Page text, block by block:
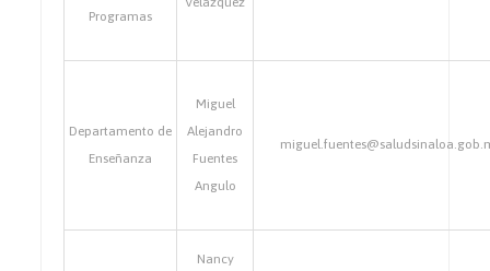
Programas
Departamento de
Enseñanza
Miguel
Alejandro
Fuentes
Angulo
Nancy